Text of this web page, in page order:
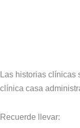
Las historias clínicas
clínica casa
Recuerde llevar: